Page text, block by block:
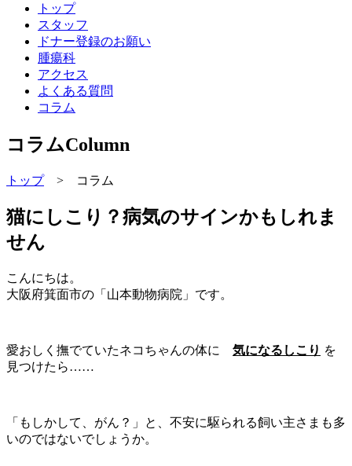
トップ
スタッフ
ドナー登録のお願い
腫瘍科
アクセス
よくある質問
コラム
コラムColumn
トップ> コラム
猫にしこり？病気のサインかもしれま
せん
こんにちは。
大阪府箕面市の「山本動物病院」です。
愛おしく撫でていたネコちゃんの体に 気になるしこり を
見つけたら……
「もしかして、がん？」と、不安に駆られる飼い主さまも多
いのではないでしょうか。